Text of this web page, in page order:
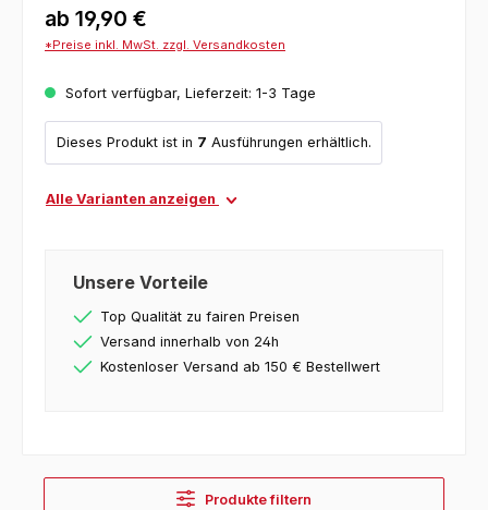
ab 19,90 €
*Preise inkl. MwSt. zzgl. Versandkosten
Sofort verfügbar, Lieferzeit: 1-3 Tage
Dieses Produkt ist in 7 Ausführungen erhältlich.
Alle Varianten anzeigen
Unsere Vorteile
Top Qualität zu fairen Preisen
Versand innerhalb von 24h
Kostenloser Versand ab 150 € Bestellwert
Produkte filtern